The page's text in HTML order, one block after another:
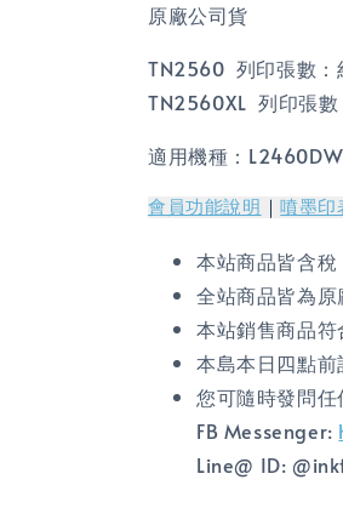
原廠公司貨
TN2560 列印張數：
TN2560XL 列印張
適用機種：
會員功能說明 ｜噴墨印
本站商品皆含稅
全站商品皆為原
本站銷售商品符
本島本日四點前
您可隨時發問任
FB Messenger:
Line@ ID: